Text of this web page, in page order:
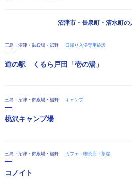
沼津市・長泉町・清水町の
三島・沼津・御殿場・裾野 日帰り入浴専用施設
道の駅 くるら戸田「壱の湯」
三島・沼津・御殿場・裾野 キャンプ
桃沢キャンプ場
三島・沼津・御殿場・裾野 カフェ・喫茶店・茶屋
コノイト